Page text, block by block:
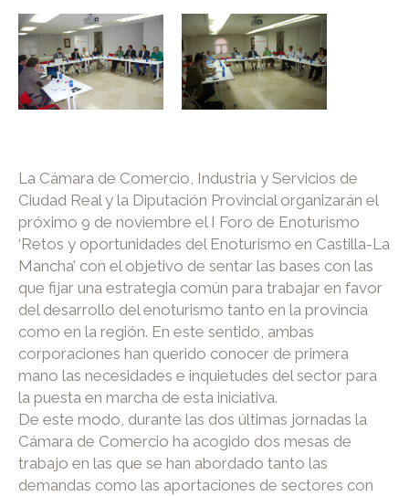
La Cámara de Comercio, Industria y Servicios de
Ciudad Real y la Diputación Provincial organizarán el
próximo 9 de noviembre el I Foro de Enoturismo
‘Retos y oportunidades del Enoturismo en Castilla-La
Mancha’ con el objetivo de sentar las bases con las
que fijar una estrategia común para trabajar en favor
del desarrollo del enoturismo tanto en la provincia
como en la región. En este sentido, ambas
corporaciones han querido conocer de primera
mano las necesidades e inquietudes del sector para
la puesta en marcha de esta iniciativa.
De este modo, durante las dos últimas jornadas la
Cámara de Comercio ha acogido dos mesas de
trabajo en las que se han abordado tanto las
demandas como las aportaciones de sectores con